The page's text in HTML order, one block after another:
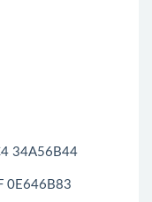
34A56B44
0E646B83